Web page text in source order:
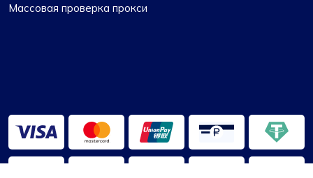
Массовая проверка прокси